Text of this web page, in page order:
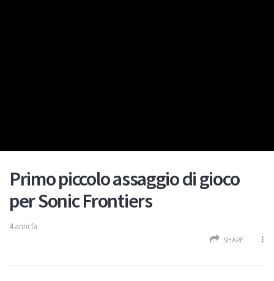
Primo piccolo assaggio di gioco
per Sonic Frontiers
4 anni fa
SHARE